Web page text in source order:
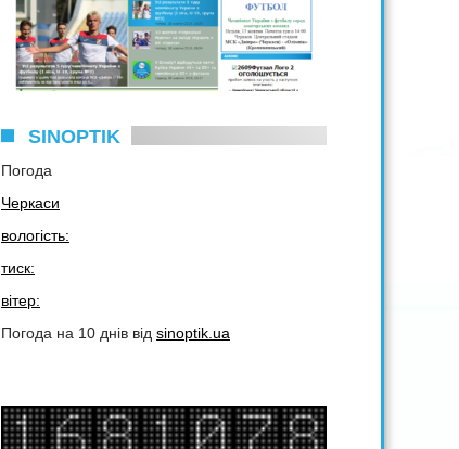
SINOPTIK
Погода
Черкаси
вологість:
тиск:
вітер:
Погода на 10 днів від sinoptik.ua